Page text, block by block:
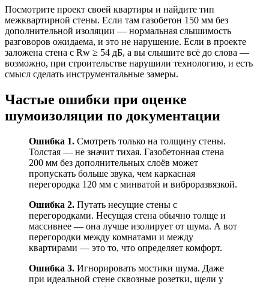
Посмотрите проект своей квартиры и найдите тип
межквартирной стены. Если там газобетон 150 мм без
дополнительной изоляции — нормальная слышимость
разговоров ожидаема, и это не нарушение. Если в проекте
заложена стена с Rw ≥ 54 дБ, а вы слышите всё до слова —
возможно, при строительстве нарушили технологию, и есть
смысл сделать инструментальные замеры.
Частые ошибки при оценке
шумоизоляции по документации
Ошибка 1. Смотреть только на толщину стены.
Толстая — не значит тихая. Газобетонная стена
200 мм без дополнительных слоёв может
пропускать больше звука, чем каркасная
перегородка 120 мм с минватой и виброразвязкой.
Ошибка 2. Путать несущие стены с
перегородками. Несущая стена обычно толще и
массивнее — она лучше изолирует от шума. А вот
перегородки между комнатами и между
квартирами — это то, что определяет комфорт.
Ошибка 3. Игнорировать мостики шума. Даже
при идеальной стене сквозные розетки, щели у